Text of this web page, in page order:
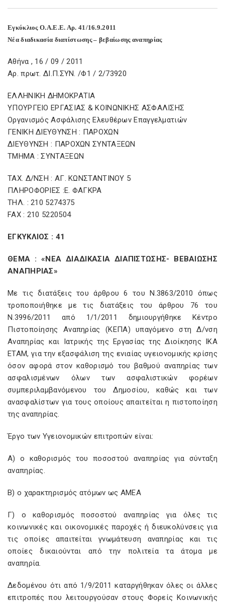
Εγκύκλιος Ο.Α.Ε.Ε. Αρ. 41/16.9.2011
Νέα διαδικασία διαπίστωσης – βεβαίωσης αναπηρίας
Αθήνα , 16 / 09 / 2011
Αρ. πρωτ. ΔΙ.Π.ΣΥΝ. /Φ1 / 2/73920
ΕΛΛΗΝΙΚΗ ΔΗΜΟΚΡΑΤΙΑ
ΥΠΟΥΡΓΕΙΟ ΕΡΓΑΣΙΑΣ & ΚΟΙΝΩΝΙΚΗΣ ΑΣΦΑΛΙΣΗΣ
Οργανισμός Ασφάλισης Ελευθέρων Επαγγελματιών
ΓΕΝΙΚΗ ΔΙΕΥΘΥΝΣΗ : ΠΑΡΟΧΩΝ
ΔΙΕΥΘΥΝΣΗ : ΠΑΡΟΧΩΝ ΣΥΝΤΑΞΕΩΝ
ΤΜΗΜΑ : ΣΥΝΤΑΞΕΩΝ
ΤΑΧ. Δ/ΝΣΗ : ΑΓ. ΚΩΝΣΤΑΝΤΙΝΟΥ 5
ΠΛΗΡΟΦΟΡΙΕΣ :Ε. ΦΑΓΚΡΑ
ΤΗΛ. : 210 5274375
FAX : 210 5220504
ΕΓΚΥΚΛΙΟΣ : 41
ΘΕΜΑ : «ΝΕΑ ΔΙΑΔΙΚΑΣΙΑ ΔΙΑΠΙΣΤΩΣΗΣ- ΒΕΒΑΙΩΣΗΣ
ΑΝΑΠΗΡΙΑΣ»
Με τις διατάξεις του άρθρου 6 του Ν.3863/2010 όπως
τροποποιήθηκε με τις διατάξεις του άρθρου 76 του
Ν.3996/2011 από 1/1/2011 δημιουργήθηκε Κέντρο
Πιστοποίησης Αναπηρίας (ΚΕΠΑ) υπαγόμενο στη Δ/νση
Αναπηρίας και Ιατρικής της Εργασίας της Διοίκησης ΙΚΑ
ΕΤΑΜ, για την εξασφάλιση της ενιαίας υγειονομικής κρίσης
όσον αφορά στον καθορισμό του βαθμού αναπηρίας των
ασφαλισμένων όλων των ασφαλιστικών φορέων
συμπεριλαμβανόμενου του Δημοσίου, καθώς και των
ανασφαλίστων για τους οποίους απαιτείται η πιστοποίηση
της αναπηρίας.
Έργο των Υγειονομικών επιτροπών είναι:
Α) ο καθορισμός του ποσοστού αναπηρίας για σύνταξη
αναπηρίας.
Β) ο χαρακτηρισμός ατόμων ως ΑΜΕΑ
Γ) ο καθορισμός ποσοστού αναπηρίας για όλες τις
κοινωνικές και οικονομικές παροχές ή διευκολύνσεις για
τις οποίες απαιτείται γνωμάτευση αναπηρίας και τις
οποίες δικαιούνται από την πολιτεία τα άτομα με
αναπηρία.
Δεδομένου ότι από 1/9/2011 καταργήθηκαν όλες οι άλλες
επιτροπές που λειτουργούσαν στους Φορείς Κοινωνικής